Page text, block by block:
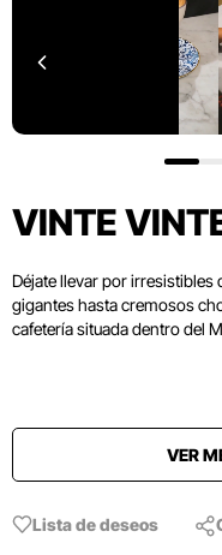
VINTE
Déjate llevar por
gigantes hasta cremosos
cafetería situada dentro del
VER
Lista de deseos